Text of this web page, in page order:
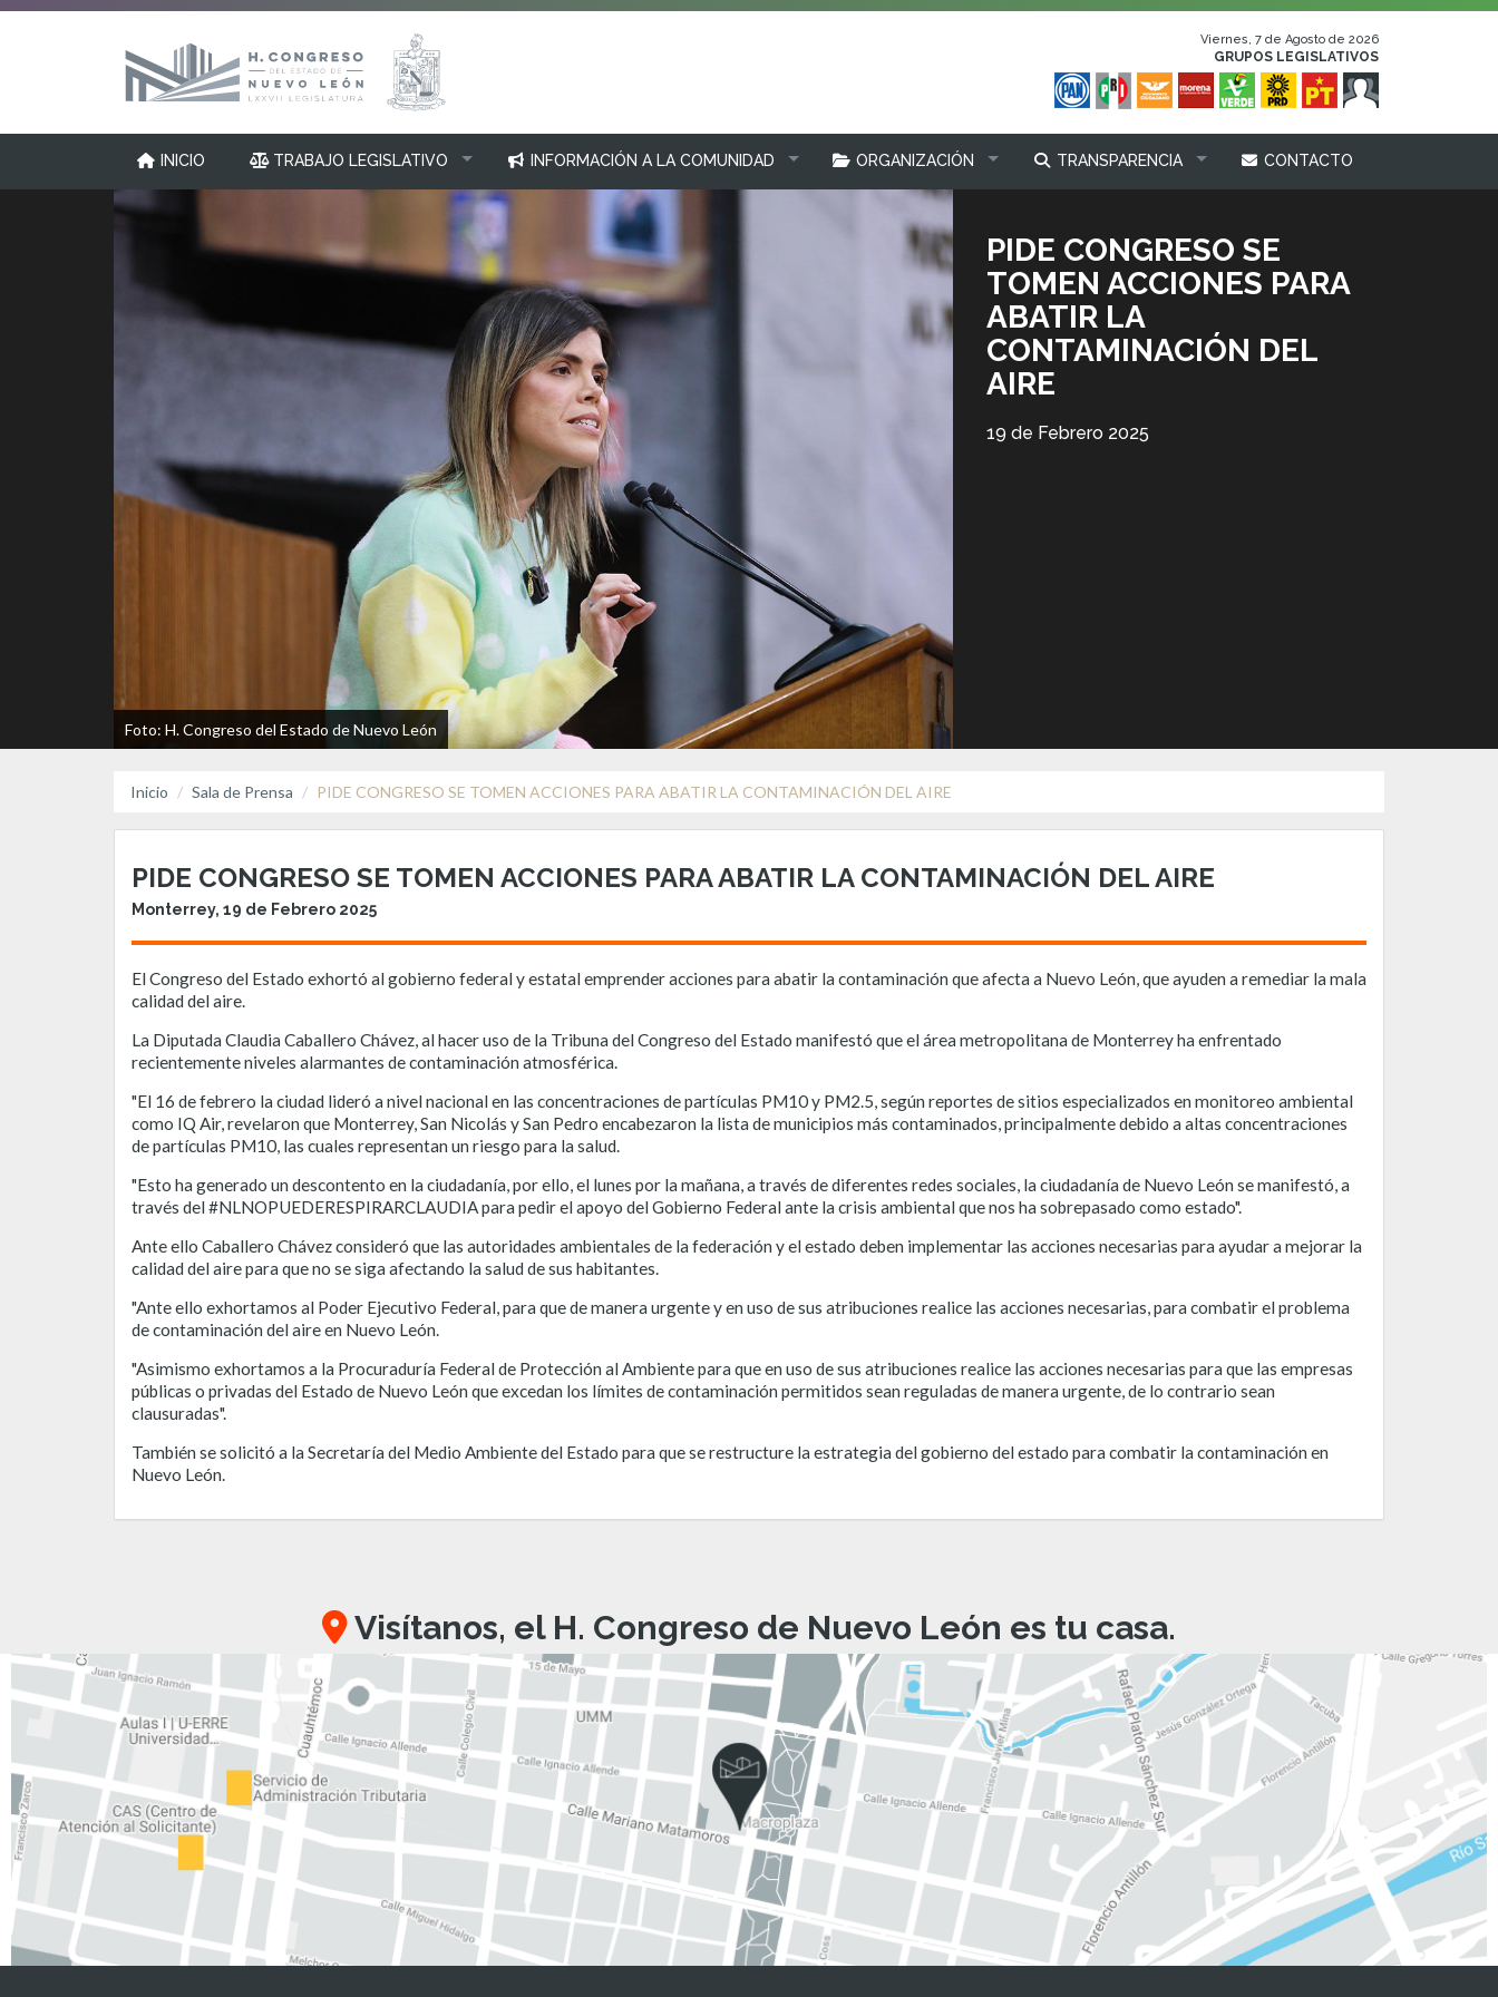
Viernes, 7 de Agosto de 2026
GRUPOS LEGISLATIVOS
INICIO TRABAJO LEGISLATIVO INFORMACIÓN A LA COMUNIDAD ORGANIZACIÓN TRANSPARENCIA CONTACTO
Foto: H. Congreso del Estado de Nuevo León
PIDE CONGRESO SE
TOMEN ACCIONES PARA
ABATIR LA
CONTAMINACIÓN DEL
AIRE
19 de Febrero 2025
Inicio Sala de Prensa PIDE CONGRESO SE TOMEN ACCIONES PARA ABATIR LA CONTAMINACIÓN DEL AIRE
PIDE CONGRESO SE TOMEN ACCIONES PARA ABATIR LA CONTAMINACIÓN DEL AIRE
Monterrey, 19 de Febrero 2025
El Congreso del Estado exhortó al gobierno federal y estatal emprender acciones para abatir la contaminación que afecta a Nuevo León, que ayuden a remediar la mala
calidad del aire.
La Diputada Claudia Caballero Chávez, al hacer uso de la Tribuna del Congreso del Estado manifestó que el área metropolitana de Monterrey ha enfrentado
recientemente niveles alarmantes de contaminación atmosférica.
"El 16 de febrero la ciudad lideró a nivel nacional en las concentraciones de partículas PM10 y PM2.5, según reportes de sitios especializados en monitoreo ambiental
como IQ Air, revelaron que Monterrey, San Nicolás y San Pedro encabezaron la lista de municipios más contaminados, principalmente debido a altas concentraciones
de partículas PM10, las cuales representan un riesgo para la salud.
"Esto ha generado un descontento en la ciudadanía, por ello, el lunes por la mañana, a través de diferentes redes sociales, la ciudadanía de Nuevo León se manifestó, a
través del #NLNOPUEDERESPIRARCLAUDIA para pedir el apoyo del Gobierno Federal ante la crisis ambiental que nos ha sobrepasado como estado".
Ante ello Caballero Chávez consideró que las autoridades ambientales de la federación y el estado deben implementar las acciones necesarias para ayudar a mejorar la
calidad del aire para que no se siga afectando la salud de sus habitantes.
"Ante ello exhortamos al Poder Ejecutivo Federal, para que de manera urgente y en uso de sus atribuciones realice las acciones necesarias, para combatir el problema
de contaminación del aire en Nuevo León.
"Asimismo exhortamos a la Procuraduría Federal de Protección al Ambiente para que en uso de sus atribuciones realice las acciones necesarias para que las empresas
públicas o privadas del Estado de Nuevo León que excedan los límites de contaminación permitidos sean reguladas de manera urgente, de lo contrario sean
clausuradas".
También se solicitó a la Secretaría del Medio Ambiente del Estado para que se restructure la estrategia del gobierno del estado para combatir la contaminación en
Nuevo León.
Visítanos, el H. Congreso de Nuevo León es tu casa.